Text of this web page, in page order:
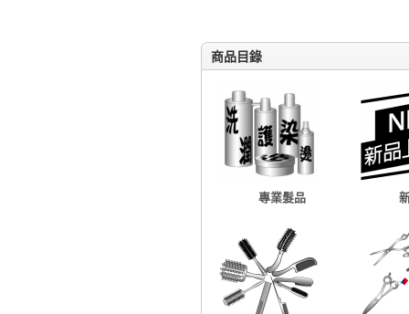
商品目錄
專業髮品